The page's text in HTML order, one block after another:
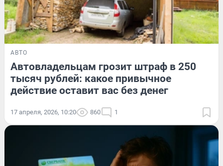
АВТО
Автовладельцам грозит штраф в 250
тысяч рублей: какое привычное
действие оставит вас без денег
17 апреля, 2026, 10:20 860 1